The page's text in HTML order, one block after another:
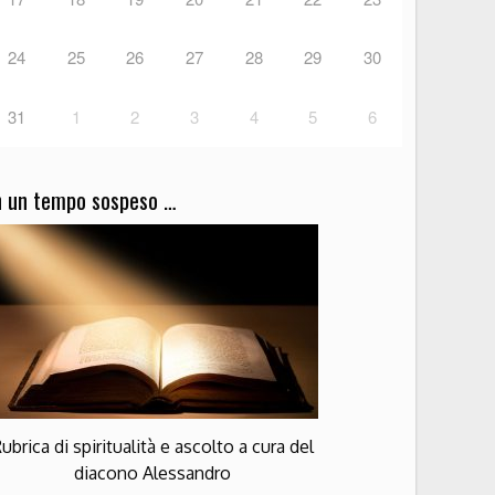
24 25 26 27 28 29 30
31 1 2 3 4 5 6
un tempo sospeso …
di spiritualità e ascolto a cura del
diacono Alessandro